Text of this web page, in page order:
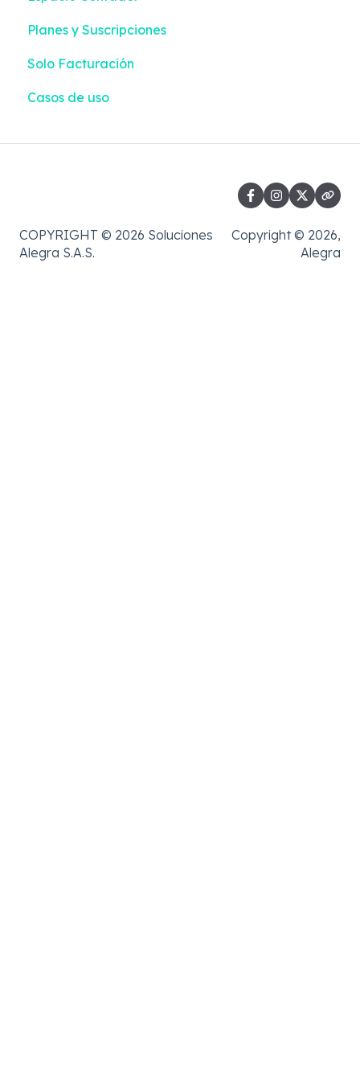
Casos de uso
Reportes | Liquidación + Emisión
Planes y Suscripciones
Solo Facturación
Casos de uso
COPYRIGHT © 2026 Soluciones
Alegra S.A.S.
Copyright © 2026,
Alegra